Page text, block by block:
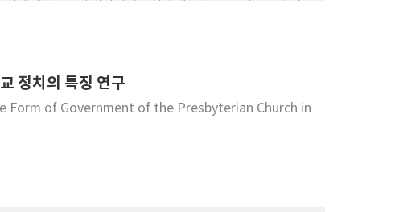
.
정치의 특징 연구
of Government of the Presbyterian Church in